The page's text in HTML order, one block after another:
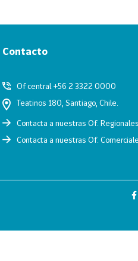
Contacto
Of central +56 2 3322 0000
Teatinos 180, Santiago, Chile.
Contacta a nuestras Of. Regionales
Contacta a nuestras Of.